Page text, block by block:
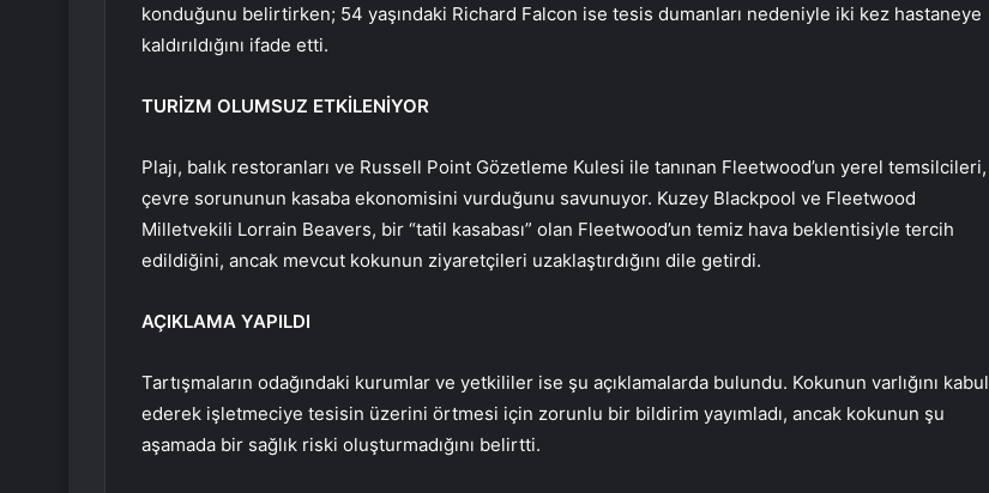
konduğunu belirtirken; 54 yaşındaki Richard Falcon ise tesis dumanları nedeniyle iki kez hastaneye
kaldırıldığını ifade etti.
TURİZM OLUMSUZ ETKİLENİYOR
Plajı, balık restoranları ve Russell Point Gözetleme Kulesi ile tanınan Fleetwood’un yerel temsilcileri,
çevre sorununun kasaba ekonomisini vurduğunu savunuyor. Kuzey Blackpool ve Fleetwood
Milletvekili Lorrain Beavers, bir “tatil kasabası” olan Fleetwood’un temiz hava beklentisiyle tercih
edildiğini, ancak mevcut kokunun ziyaretçileri uzaklaştırdığını dile getirdi.
AÇIKLAMA YAPILDI
Tartışmaların odağındaki kurumlar ve yetkililer ise şu açıklamalarda bulundu. Kokunun varlığını kabul
ederek işletmeciye tesisin üzerini örtmesi için zorunlu bir bildirim yayımladı, ancak kokunun şu
aşamada bir sağlık riski oluşturmadığını belirtti.